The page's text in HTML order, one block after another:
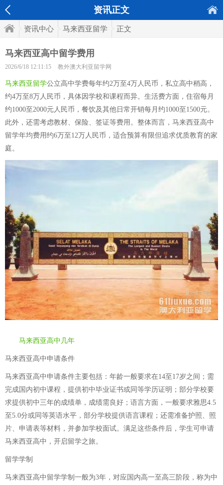
资讯正文
资讯中心 马来西亚留学 正文
马来西亚高中留学费用
2026/6/18 12:11:15 教外澳大利亚留学网
马来西亚留学公立高中学费每年约2万至4万人民币，私立高中稍高，
约4万至8万人民币，具体因学校和课程而异。生活费方面，住宿每月
约1000至2000元人民币，餐饮及其他日常开销每月约1000至1500元。
此外，还需考虑教材、保险、签证等费用。整体而言，马来西亚高中
留学年均费用约6万至12万人民币，适合预算有限但追求优质教育的家
庭。
马来西亚高中几年
马来西亚高中申请条件
马来西亚高中申请条件主要包括：年龄一般要求在14至17岁之间；需
完成国内初中课程，提供初中毕业证书或同等学历证明；部分学校要
求提供初中三年的成绩单，成绩需良好；语言方面，一般要求雅思4.5
至5.0分或同等英语水平，部分学校提供语言课程；还需准备护照、照
片、申请表等材料，并参加学校面试。满足这些条件后，学生可申请
马来西亚高中，开启留学之旅。
留学学制
马来西亚高中留学学制一般为3年，对应国内高一至高三阶段，称为中